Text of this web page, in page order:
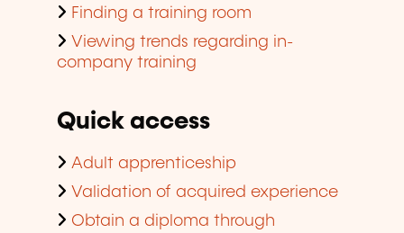
Finding a training room
Viewing trends regarding in-
company training
Quick access
Adult apprenticeship
Validation of acquired experience
Obtain a diploma through